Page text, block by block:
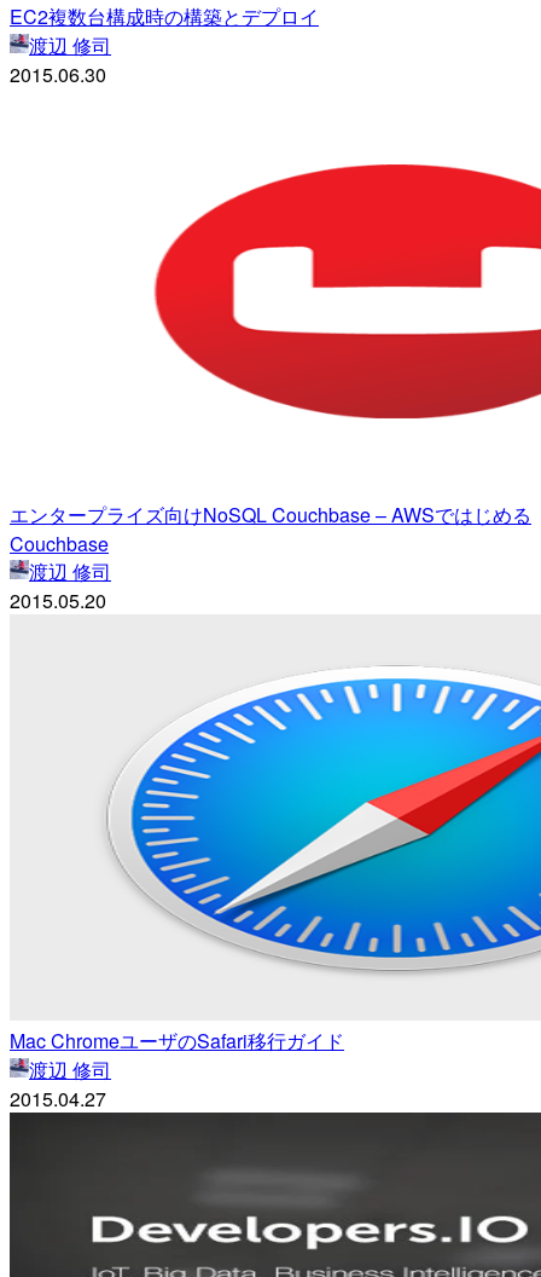
EC2複数台構成時の構築とデプロイ
渡辺 修司
2015.06.30
エンタープライズ向けNoSQL Couchbase – AWSではじめる
Couchbase
渡辺 修司
2015.05.20
Mac ChromeユーザのSafari移行ガイド
渡辺 修司
2015.04.27